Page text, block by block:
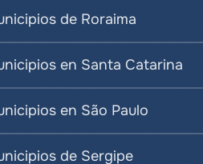
de Roraima
en Santa Catarina
en São Paulo
de Sergipe